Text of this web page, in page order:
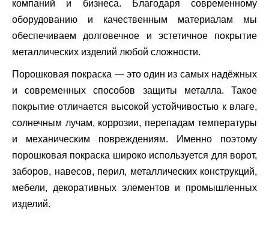
компаний и бизнеса. Благодаря современному
оборудованию и качественным материалам мы
обеспечиваем долговечное и эстетичное покрытие
металлических изделий любой сложности.
Порошковая покраска — это один из самых надёжных
и современных способов защиты металла. Такое
покрытие отличается высокой устойчивостью к влаге,
солнечным лучам, коррозии, перепадам температуры
и механическим повреждениям. Именно поэтому
порошковая покраска широко используется для ворот,
заборов, навесов, перил, металлических конструкций,
мебели, декоративных элементов и промышленных
изделий.